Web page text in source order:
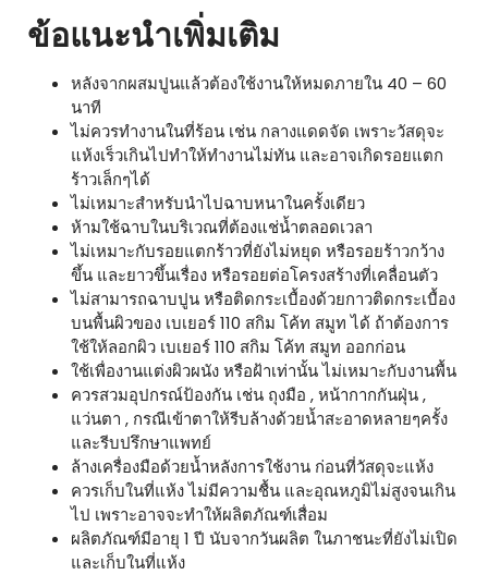
ข้อแนะนำเพิ่มเติม
หลังจากผสมปูนแล้วต้องใช้งานให้หมดภายใน 40 – 60
นาที
ไม่ควรทำงานในที่ร้อน เช่น กลางแดดจัด เพราะวัสดุจะ
แห้งเร็วเกินไปทำให้ทำงานไม่ทัน และอาจเกิดรอยแตก
ร้าวเล็กๆได้
ไม่เหมาะสำหรับนำไปฉาบหนาในครั้งเดียว
ห้ามใช้ฉาบในบริเวณที่ต้องแช่น้ำตลอดเวลา
ไม่เหมาะกับรอยแตกร้าวที่ยังไม่หยุด หรือรอยร้าวกว้าง
ขึ้น และยาวขึ้นเรื่อง หรือรอยต่อโครงสร้างที่เคลื่อนตัว
ไม่สามารถฉาบปูน หรือติดกระเบื้องด้วยกาวติดกระเบื้อง
บนพื้นผิวของ เบเยอร์ 110 สกิม โค้ท สมูท ได้ ถ้าต้องการ
ใช้ให้ลอกผิว เบเยอร์ 110 สกิม โค้ท สมูท ออกก่อน
ใช้เพื่องานแต่งผิวผนัง หรือฝ้าเท่านั้น ไม่เหมาะกับงานพื้น
ควรสวมอุปกรณ์ป้องกัน เช่น ถุงมือ , หน้ากากกันฝุ่น ,
แว่นตา , กรณีเข้าตาให้รีบล้างด้วยน้ำสะอาดหลายๆครั้ง
และรีบปรึกษาแพทย์
ล้างเครื่องมือด้วยน้ำหลังการใช้งาน ก่อนที่วัสดุจะแห้ง
ควรเก็บในที่แห้ง ไม่มีความชื้น และอุณหภูมิไม่สูงจนเกิน
ไป เพราะอาจจะทำให้ผลิตภัณฑ์เสื่อม
ผลิตภัณฑ์มีอายุ 1 ปี นับจากวันผลิต ในภาชนะที่ยังไม่เปิด
และเก็บในที่แห้ง